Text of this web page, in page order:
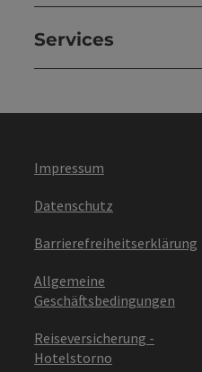
Services
Impressum
Datenschutz
Barrierefreiheitserklärung
Allgemeine
Geschäftsbedingungen
Reiseversicherung -
Hotelstorno